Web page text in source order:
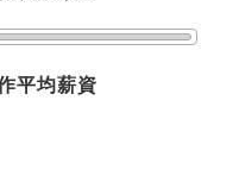
平均薪資